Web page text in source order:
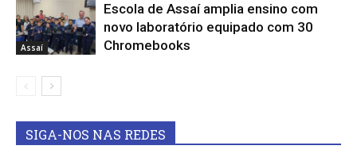
Assaí
Escola de Assaí amplia ensino com
novo laboratório equipado com 30
Chromebooks
SIGA-NOS NAS REDES